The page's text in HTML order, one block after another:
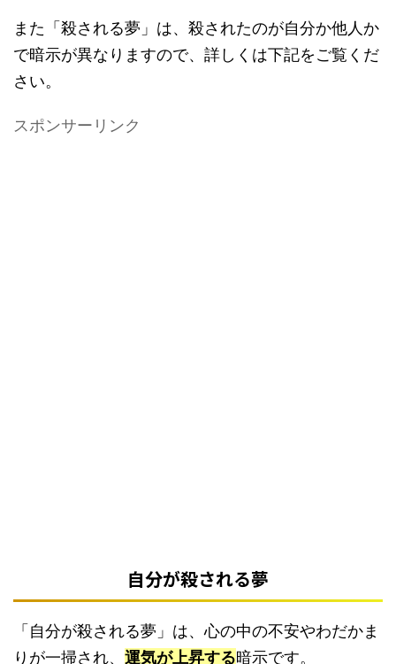
また「殺される夢」は、殺されたのが自分か他人か
で暗示が異なりますので、詳しくは下記をご覧くだ
さい。
スポンサーリンク
自分が殺される夢
「自分が殺される夢」は、心の中の不安やわだかま
りが一掃され、 運気が上昇する暗示です。